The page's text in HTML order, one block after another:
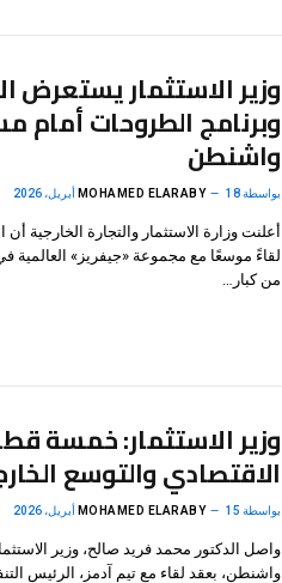
وزير الاستثمار يستعرض
وبرنامج الطروحات أمام
واشنطن
بواسطة MOHAMED ELARABY 18 أبريل، 2026
أعلنت وزارة الاستثمار والتجارة الخارجية
لقاءً موسعًا مع مجموعة «جيفريز» العالمية
من كبار…
وزير الاستثمار: خمسة
الاقتصادي والتوسع
بواسطة MOHAMED ELARABY 15 أبريل، 2026
واصل الدكتور محمد فريد صالح، وزير
واشنطن، بعقد لقاء مع تيم آدمز، الرئيس